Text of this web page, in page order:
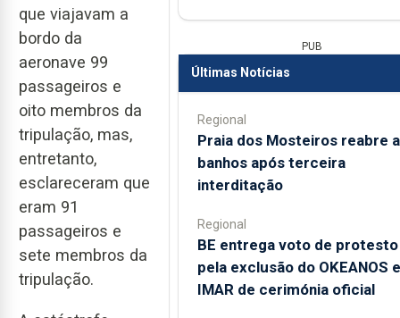
que viajavam a
bordo da
aeronave 99
passageiros e
oito membros da
tripulação, mas,
entretanto,
esclareceram que
eram 91
passageiros e
sete membros da
tripulação.
PUB
Últimas Notícias
Regional
Praia dos Mosteiros reabre a
banhos após terceira
interditação
Regional
BE entrega voto de protesto
pela exclusão do OKEANOS e
IMAR de cerimónia oficial